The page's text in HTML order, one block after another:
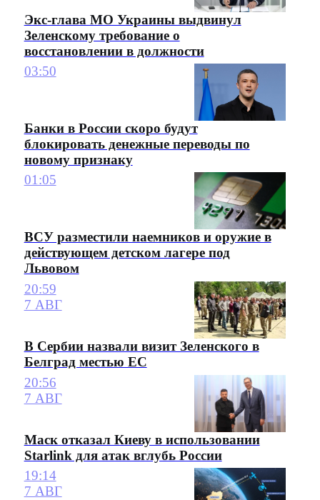
Экс-глава МО Украины выдвинул
Зеленскому требование о
восстановлении в должности
03:50
Банки в России скоро будут
блокировать денежные переводы по
новому признаку
01:05
ВСУ разместили наемников и оружие в
действующем детском лагере под
Львовом
20:59
7 АВГ
В Сербии назвали визит Зеленского в
Белград местью ЕС
20:56
7 АВГ
Маск отказал Киеву в использовании
Starlink для атак вглубь России
19:14
7 АВГ